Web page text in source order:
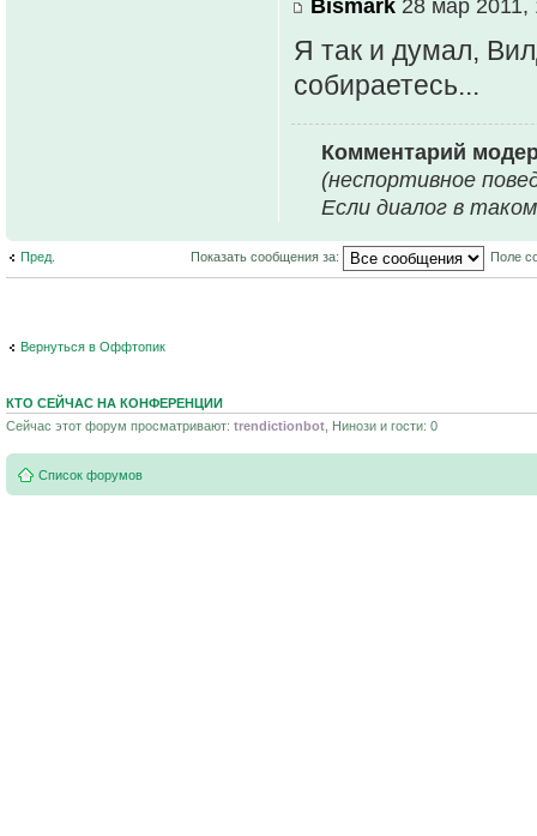
Bismark 28 мар 2011,
Я так и думал,
собираетесь...
Комментарий
(неспортивное
Если диалог в
Пред. Показать сообщения за: Поле
Вернуться в Оффтопик
КТО СЕЙЧАС НА КОНФЕРЕНЦИИ
Сейчас этот форум просматривают: trendictionbot , Нинози и гости: 0
Список форумов